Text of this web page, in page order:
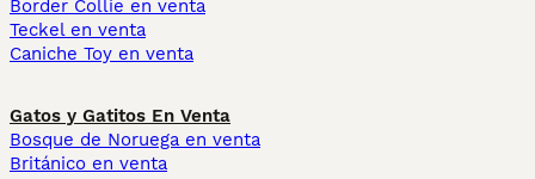
Border Collie en venta
Teckel en venta
Caniche Toy en venta
Gatos y Gatitos En Venta
Bosque de Noruega en venta
Británico en venta